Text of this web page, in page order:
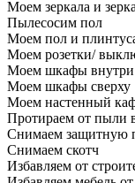
Моем зеркала и
Пылесосим пол
Моем пол и
Моем розетки/
Моем шкафы внутри
Моем шкафы сверху
Моем настенный
Протираем от пыли
Снимаем защитную
Снимаем скотч
Избавляем от